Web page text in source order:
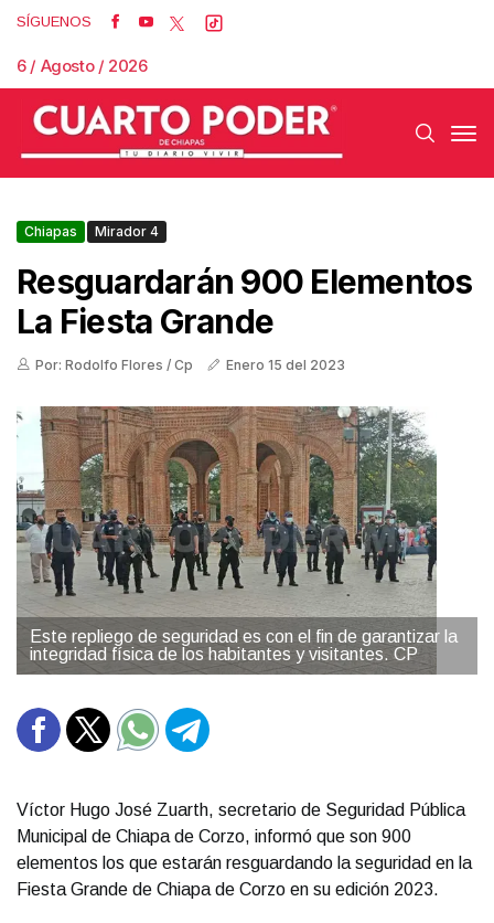
SÍGUENOS
6 / Agosto / 2026
Chiapas Mirador 4
Resguardarán 900 Elementos
La Fiesta Grande
Por: Rodolfo Flores / Cp Enero 15 del 2023
Este repliego de seguridad es con el fin de garantizar la
integridad física de los habitantes y visitantes. CP
Víctor Hugo José Zuarth, secretario de Seguridad Pública
Municipal de Chiapa de Corzo, informó que son 900
elementos los que estarán resguardando la seguridad en la
Fiesta Grande de Chiapa de Corzo en su edición 2023.